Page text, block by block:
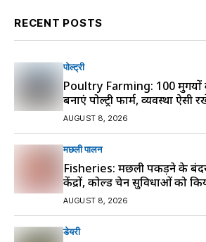
RECENT POSTS
पोल्ट्री
Poultry Farming: 100
बनाएं पोल्ट्री फार्म, व्यवस्था ऐसी
AUGUST 8, 2026
मछली पालन
Fisheries: मछली पकड़ने के
केंद्रों, कोल्ड चेन सुविधाओं को
AUGUST 8, 2026
डेयरी